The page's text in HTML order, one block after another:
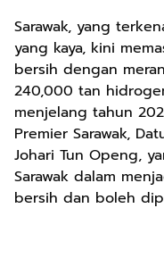
Sarawak, yang
yang kaya, kini
bersih dengan
240,000 tan
menjelang tahun
Premier Sarawak,
Johari Tun Openg,
Sarawak dalam
bersih dan boleh